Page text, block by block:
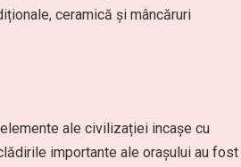
ceramică și mâncăruri
ale civilizației incașe cu
importante ale orașului au fost